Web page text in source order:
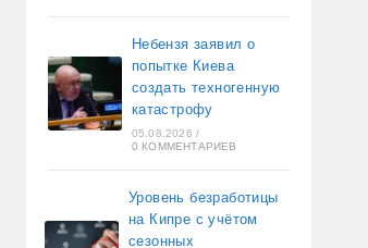
Небензя заявил о
попытке Киева
создать техногенную
катастрофу
05.08.2026 /
0 КОММЕНТАРИЕВ
Уровень безработицы
на Кипре с учётом
сезонных